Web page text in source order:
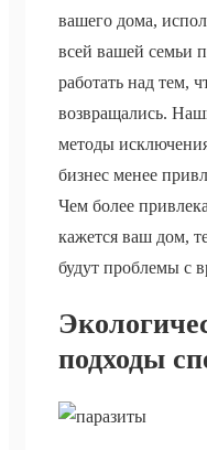
вашего дома,
всей вашей семьи
работать над тем,
возвращались.
методы
бизнес менее
Чем более
кажется ваш дом,
будут проблемы с
подходы